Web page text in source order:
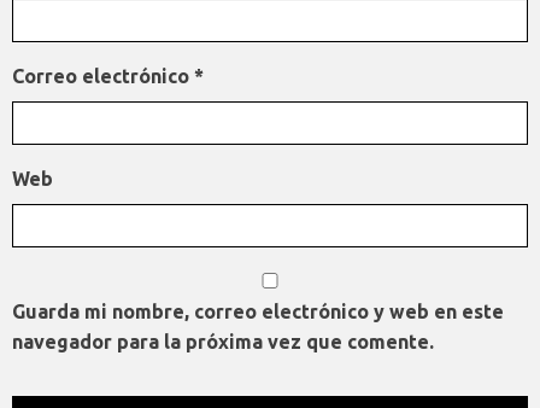
Correo electrónico *
Web
Guarda mi nombre, correo electrónico y web en este
navegador para la próxima vez que comente.